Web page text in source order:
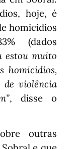
hoje, é
homicídios
(dados
estou muito
homicídios,
de violência
, disse o
outras